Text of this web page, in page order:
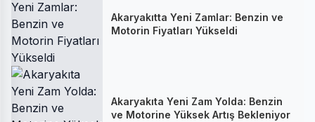
Akaryakıtta Yeni Zamlar: Benzin ve
Motorin Fiyatları Yükseldi
Akaryakıta Yeni Zam Yolda: Benzin
ve Motorine Yüksek Artış Bekleniyor